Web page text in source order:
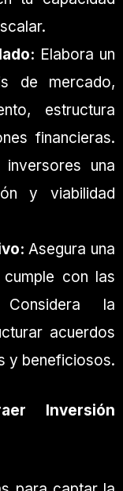
Elabora un
de mercado,
estructura
financieras.
una
y viabilidad
Asegura una
con las
Considera la
acuerdos
y beneficiosos.
Inversión